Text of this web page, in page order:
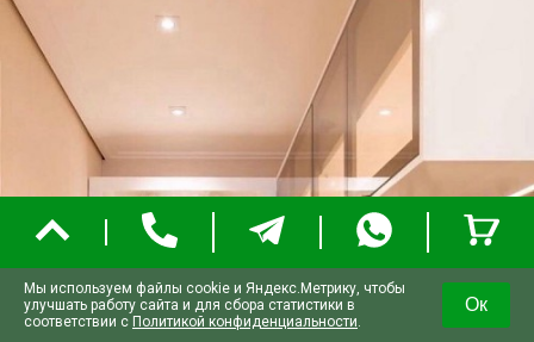
Мы используем файлы cookie и Яндекс.Метрику, чтобы
улучшать работу сайта и для сбора статистики в
соответствии с Политикой конфиденциальности.
Ок